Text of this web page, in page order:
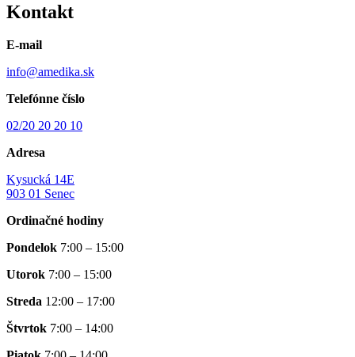
Kontakt
E-mail
info@amedika.sk
Telefónne číslo
02/20 20 20 10
Adresa
Kysucká 14E
903 01 Senec
Ordinačné hodiny
Pondelok 7:00 – 15:00
Utorok 7:00 – 15:00
Streda 12:00 – 17:00
Štvrtok 7:00 – 14:00